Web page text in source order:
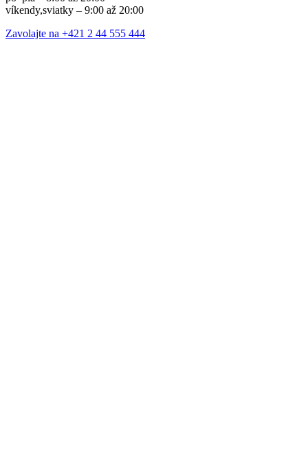
víkendy,sviatky – 9:00 až 20:00
Zavolajte na +421 2 44 555 444